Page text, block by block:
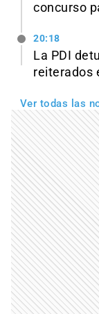
concurso
20:18
La PDI
reiterados
Ver todas las